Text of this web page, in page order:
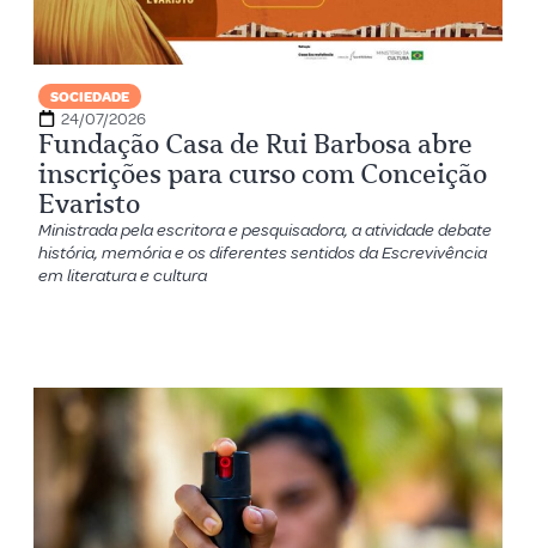
SOCIEDADE
24/07/2026
Fundação Casa de Rui Barbosa abre
inscrições para curso com Conceição
Evaristo
Ministrada pela escritora e pesquisadora, a atividade debate
história, memória e os diferentes sentidos da Escrevivência
em literatura e cultura